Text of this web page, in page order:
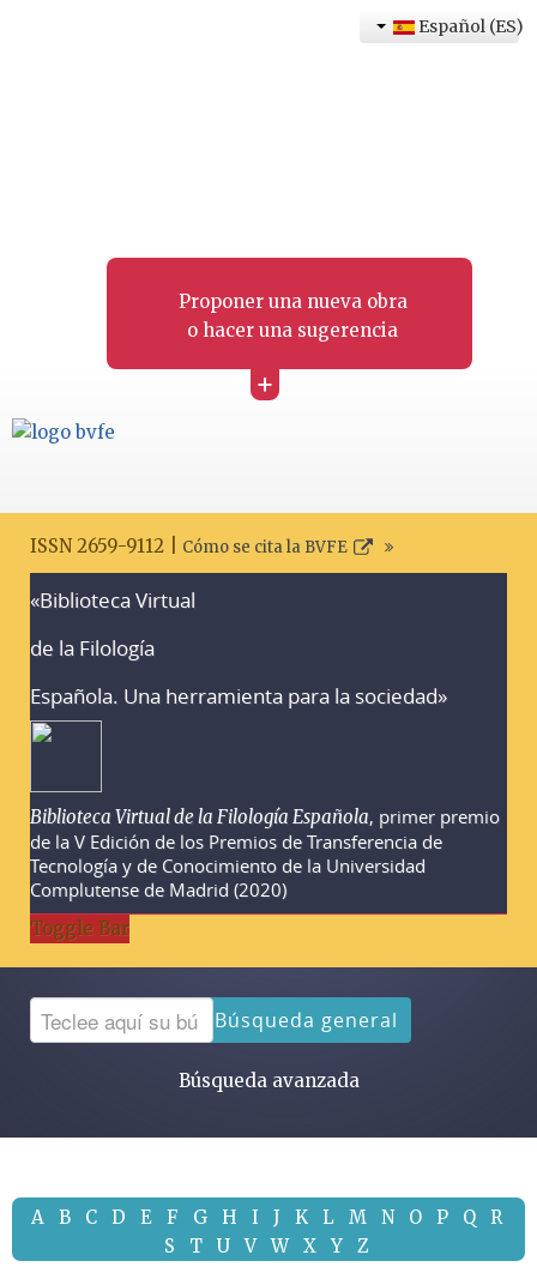
Proponer una nueva obra
o hacer una sugerencia
+
Español (ES)
ISSN 2659-9112 | Cómo se cita la BVFE
«Biblioteca Virtual
de la Filología
Española. Una herramienta para la sociedad»
Biblioteca Virtual de la Filología Española, primer premio
de la V Edición de los Premios de Transferencia de
Tecnología y de Conocimiento de la Universidad
Complutense de Madrid (2020)
Toggle Bar
Búsqueda general
Búsqueda avanzada
A B C D E F G H I J K L M N O P Q
R
S
T U V W X Y Z